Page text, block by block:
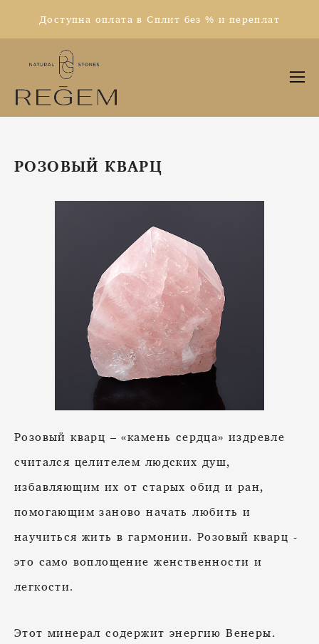
Доступна оплата в Сплит без % и переплат
РОЗОВЫЙ КВАРЦ
Розовый кварц – «камень сердца» издревле
считался целителем людских душ,
избавляющим их от старых обид и ран,
помогающим заново начать любить и
научиться жить в гармонии. Розовый кварц -
это само воплощение женственности и
легкости.
Этот минерал содержит энергию Венеры.